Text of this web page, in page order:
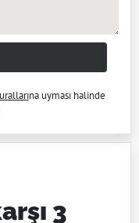
na uyması halinde
3